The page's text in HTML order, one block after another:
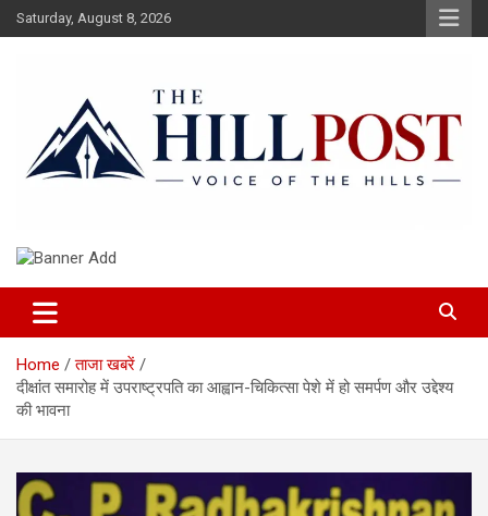
Skip
to
Saturday, August 8, 2026
The Hillpost
Home
ताजा खबरें
दीक्षांत समारोह में उपराष्ट्रपति का आह्वान-चिकित्सा पेशे में हो समर्पण और उद्देश्य
की भावना